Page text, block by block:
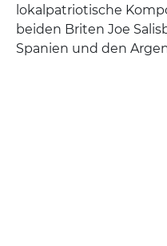
lokalpatriotische
beiden Briten Joe
Spanien und den